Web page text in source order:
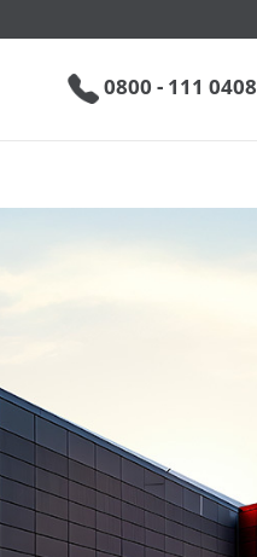
0800 - 111 0408